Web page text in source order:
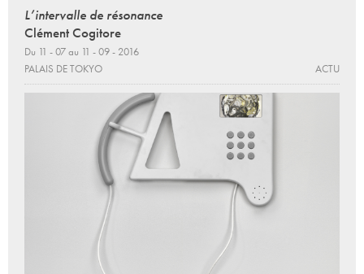
L’intervalle de résonance
Clément Cogitore
Du 11 - 07 au 11 - 09 - 2016
PALAIS DE TOKYO
ACTU